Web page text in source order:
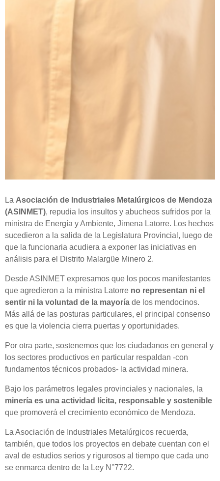
La Asociación de Industriales Metalúrgicos de Mendoza
(ASINMET), repudia los insultos y abucheos sufridos por la
ministra de Energía y Ambiente, Jimena Latorre. Los hechos
sucedieron a la salida de la Legislatura Provincial, luego de
que la funcionaria acudiera a exponer las iniciativas en
análisis para el Distrito Malargüe Minero 2.
Desde ASINMET expresamos que los pocos manifestantes
que agredieron a la ministra Latorre no representan ni el
sentir ni la voluntad de la mayoría de los mendocinos.
Más allá de las posturas particulares, el principal consenso
es que la violencia cierra puertas y oportunidades.
Por otra parte, sostenemos que los ciudadanos en general y
los sectores productivos en particular respaldan -con
fundamentos técnicos probados- la actividad minera.
Bajo los parámetros legales provinciales y nacionales, la
minería es una actividad lícita, responsable y sostenible
que promoverá el crecimiento económico de Mendoza.
La Asociación de Industriales Metalúrgicos recuerda,
también, que todos los proyectos en debate cuentan con el
aval de estudios serios y rigurosos al tiempo que cada uno
se enmarca dentro de la Ley N°7722.